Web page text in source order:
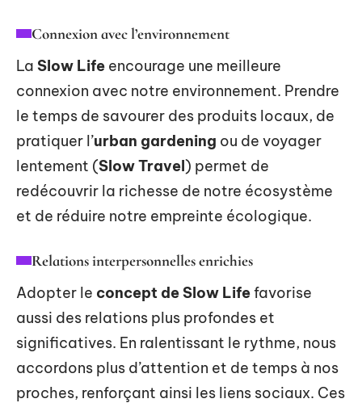
Connexion avec l’environnement
La Slow Life encourage une meilleure
connexion avec notre environnement. Prendre
le temps de savourer des produits locaux, de
pratiquer l’urban gardening ou de voyager
lentement (Slow Travel) permet de
redécouvrir la richesse de notre écosystème
et de réduire notre empreinte écologique.
Relations interpersonnelles enrichies
Adopter le concept de Slow Lifefavorise
aussi des relations plus profondes et
significatives. En ralentissant le rythme, nous
accordons plus d’attention et de temps à nos
proches, renforçant ainsi les liens sociaux. Ces